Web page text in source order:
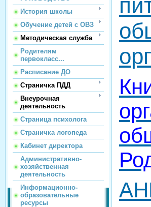
История школы
Обучение детей с ОВЗ
Методическая служба
Родителям
первокласс...
Расписание ДО
Страничка ПДД
Внеурочная
деятельность
Страница психолога
Страничка логопеда
Кабинет директора
Административно-
хозяйственная
деятельность
Информационно-
образовательные
ресурсы